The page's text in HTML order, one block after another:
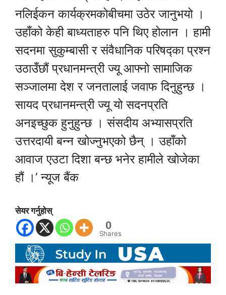
नलिईकन कार्यक्रमकोबीचमा उठेर जानुभयो ।
उहाँको केही बाध्यताहरु पनि थिए होलान । हामी
सदनमा सुकुम्बासी र संवैधानिक परिषद्का प्रश्न
उठाउँछौं प्रधानमन्त्री ज्यू आफ्नो सामाजिक
सञ्जालमा देश र जनतालाई जवाफ दिनुहुन्छ ।
सायद प्रधानमन्त्री ज्यू यो सदनप्रति
अनइच्छुक हुनुहुन्छ । संसदीय अभ्यासप्रति
उत्तरदायी बन्न खोज्नुभएको छैन् । उहाँको
आवाज एउटा दिशा बन्छ भनेर हामीले खोजेका
हौं ।’ न्यूज बैंक
सेयर गर्नुहोस्
0
Shares